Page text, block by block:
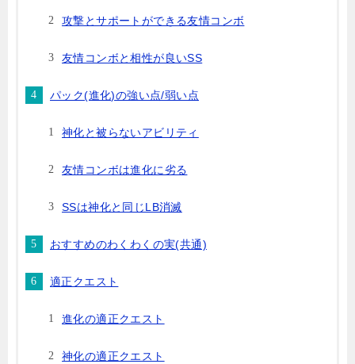
攻撃とサポートができる友情コンボ
友情コンボと相性が良いSS
パック(進化)の強い点/弱い点
神化と被らないアビリティ
友情コンボは進化に劣る
SSは神化と同じLB消滅
おすすめのわくわくの実(共通)
適正クエスト
進化の適正クエスト
神化の適正クエスト